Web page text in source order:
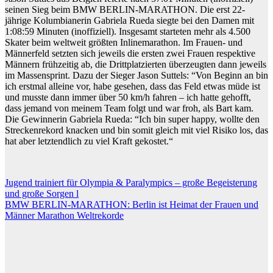
seinen Sieg beim BMW BERLIN-MARATHON. Die erst 22-
jährige Kolumbianerin Gabriela Rueda siegte bei den Damen mit
1:08:59 Minuten (inoffiziell). Insgesamt starteten mehr als 4.500
Skater beim weltweit größten Inlinemarathon. Im Frauen- und
Männerfeld setzten sich jeweils die ersten zwei Frauen respektive
Männern frühzeitig ab, die Drittplatzierten überzeugten dann jeweils
im Massensprint. Dazu der Sieger Jason Suttels: “Von Beginn an bin
ich erstmal alleine vor, habe gesehen, dass das Feld etwas müde ist
und musste dann immer über 50 km/h fahren – ich hatte gehofft,
dass jemand von meinem Team folgt und war froh, als Bart kam.
Die Gewinnerin Gabriela Rueda: “Ich bin super happy, wollte den
Streckenrekord knacken und bin somit gleich mit viel Risiko los, das
hat aber letztendlich zu viel Kraft gekostet.“
Beitragsnavigation
Jugend trainiert für Olympia & Paralympics – große Begeisterung
und große Sorgen l
BMW BERLIN-MARATHON: Berlin ist Heimat der Frauen und
Männer Marathon Weltrekorde